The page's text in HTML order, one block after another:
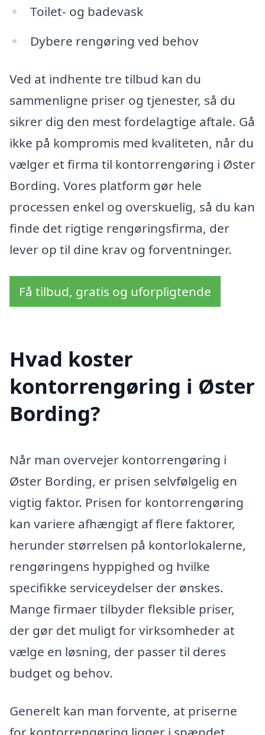
Toilet- og badevask
Dybere rengøring ved behov
Ved at indhente tre tilbud kan du
sammenligne priser og tjenester, så du
sikrer dig den mest fordelagtige aftale. Gå
ikke på kompromis med kvaliteten, når du
vælger et firma til kontorrengøring i Øster
Bording. Vores platform gør hele
processen enkel og overskuelig, så du kan
finde det rigtige rengøringsfirma, der
lever op til dine krav og forventninger.
Få tilbud, gratis og uforpligtende
Hvad koster
kontorrengøring i Øster
Bording?
Når man overvejer kontorrengøring i
Øster Bording, er prisen selvfølgelig en
vigtig faktor. Prisen for kontorrengøring
kan variere afhængigt af flere faktorer,
herunder størrelsen på kontorlokalerne,
rengøringens hyppighed og hvilke
specifikke serviceydelser der ønskes.
Mange firmaer tilbyder fleksible priser,
der gør det muligt for virksomheder at
vælge en løsning, der passer til deres
budget og behov.
Generelt kan man forvente, at priserne